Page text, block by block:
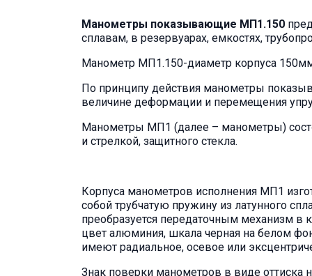
Манометры показывающие МП1.150
сплавам, в резервуарах, емкостях,
Манометр МП1.150-диаметр корпуса
По принципу действия манометры
величине деформации и перемещения
Манометры МП1 (далее – манометры)
и стрелкой, защитного стекла.
Корпуса манометров исполнения МП1
собой трубчатую пружину из латунного
преобразуется передаточным механизм
цвет алюминия, шкала черная на белом
имеют радиальное, осевое или
Знак поверки манометров в виде оттиска